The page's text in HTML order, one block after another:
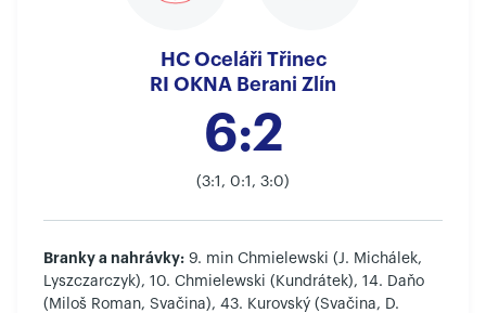
HC Oceláři Třinec
RI OKNA Berani Zlín
6:2
(3:1, 0:1, 3:0)
Branky a nahrávky: 9. min Chmielewski (J. Michálek,
Lyszczarczyk), 10. Chmielewski (Kundrátek), 14. Daňo
(Miloš Roman, Svačina), 43. Kurovský (Svačina, D.